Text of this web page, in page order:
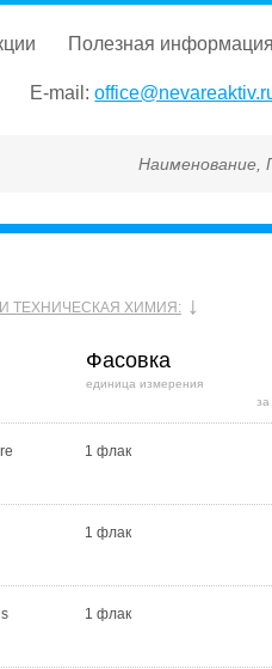
полезная информация
E-mail:
Наименование, ГОСТ, ТУ,
ТЕХНИЧЕСКАЯ ХИМИЯ:
Фасовка
единица измерения
1 флак
1 флак
1 флак